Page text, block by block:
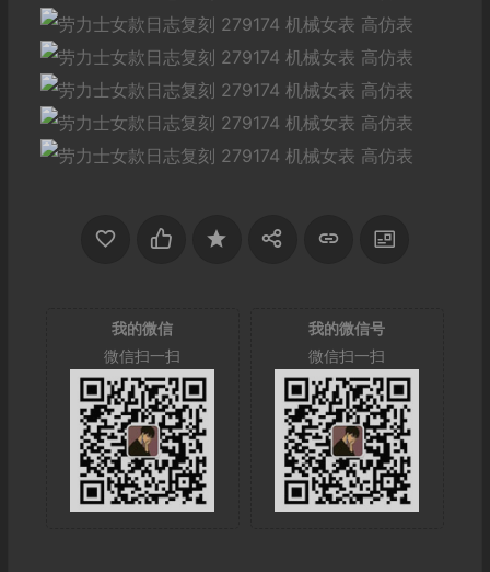
我的微信
微信扫一扫
我的微信号
微信扫一扫